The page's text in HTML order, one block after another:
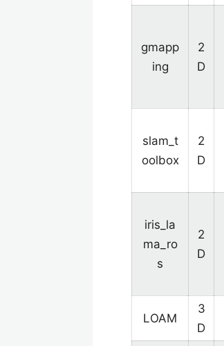
gmapp
ing
2
D
slam_t
oolbox
2
D
iris_la
ma_ro
s
2
D
LOAM
3
D